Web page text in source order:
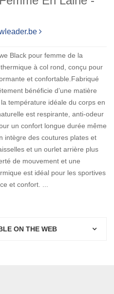
Black pour femme de la
à col rond, conçu pour
et confortable.Fabriqué
bénéficie d’une matière
température idéale du corps en
est respirante, anti-odeur
un confort longue durée même
intègre des coutures plates et
et un ourlet arrière plus
de mouvement et une
est idéal pour les sportives
et confort. ...
ON THE WEB